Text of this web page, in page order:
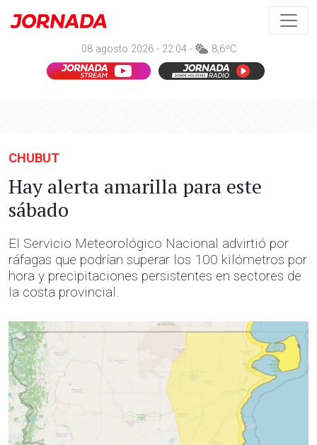
08 agosto 2026 - 22:04 - 8,6ºC
CHUBUT
Hay alerta amarilla para este
sábado
El Servicio Meteorológico Nacional advirtió por
ráfagas que podrían superar los 100 kilómetros por
hora y precipitaciones persistentes en sectores de
la costa provincial.